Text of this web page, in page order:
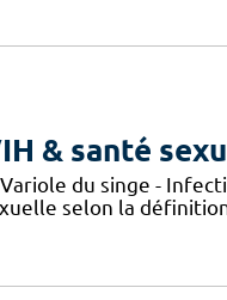
& santé
du singe -
selon la